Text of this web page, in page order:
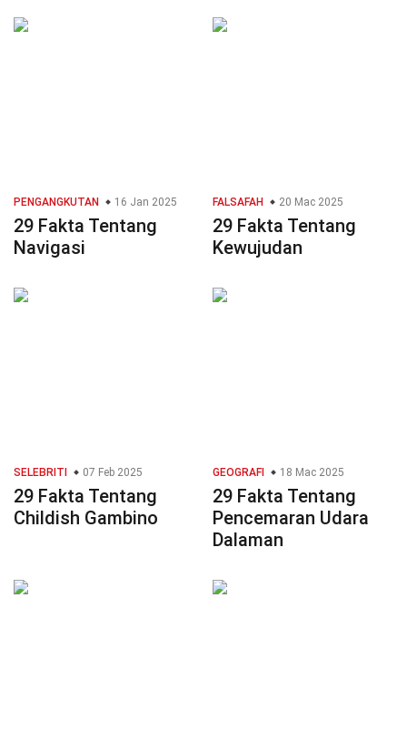
PENGANGKUTAN 16 Jan 2025
29 Fakta Tentang
Navigasi
FALSAFAH 20 Mac 2025
29 Fakta Tentang
Kewujudan
SELEBRITI 07 Feb 2025
29 Fakta Tentang
Childish Gambino
GEOGRAFI 18 Mac 2025
29 Fakta Tentang
Pencemaran Udara
Dalaman